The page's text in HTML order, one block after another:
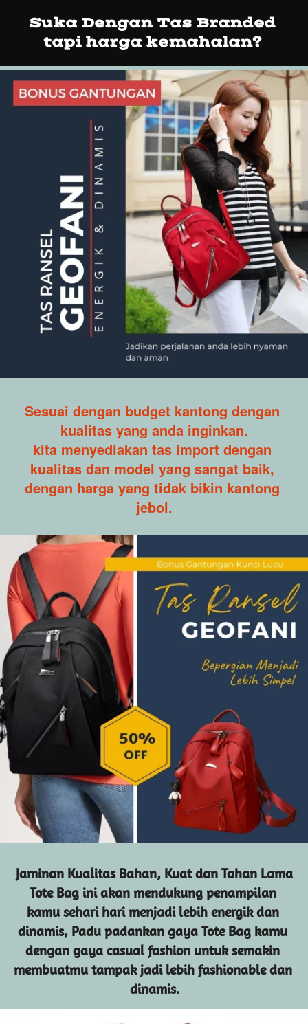
Suka Dengan Tas Branded
tapi harga kemahalan?
Sesuai dengan budget kantong dengan
kualitas yang anda inginkan.
kita menyediakan tas import dengan
kualitas dan model yang sangat baik,
dengan harga yang tidak bikin kantong
jebol.
Jaminan Kualitas Bahan, Kuat dan Tahan Lama
Tote Bag ini akan mendukung penampilan
kamu sehari hari menjadi lebih energik dan
dinamis, Padu padankan gaya Tote Bag kamu
dengan gaya casual fashion untuk semakin
membuatmu tampak jadi lebih fashionable dan
dinamis.